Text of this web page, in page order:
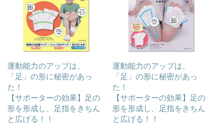
運動能力のアップは、
「足」の形に秘密があっ
た！
【サポーターの効果】足の
形を形成し、足指をきちん
と広げる！！
運動能力のアップは、
「足」の形に秘密があっ
た！
【サポーターの効果】足の
形を形成し、足指をきちん
と広げる！！